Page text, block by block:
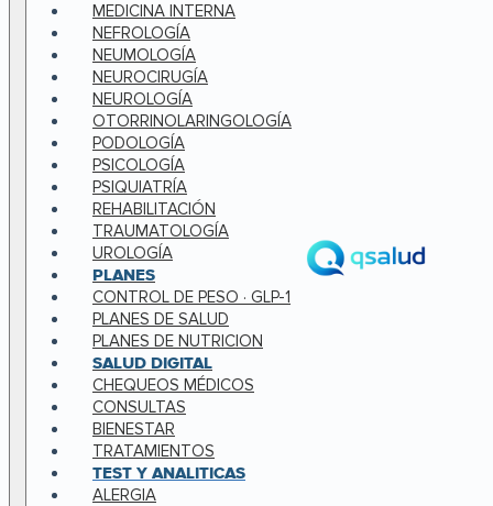
MEDICINA INTERNA
NEFROLOGÍA
NEUMOLOGÍA
NEUROCIRUGÍA
NEUROLOGÍA
OTORRINOLARINGOLOGÍA
PODOLOGÍA
PSICOLOGÍA
PSIQUIATRÍA
REHABILITACIÓN
TRAUMATOLOGÍA
UROLOGÍA
PLANES
CONTROL DE PESO · GLP-1
PLANES DE SALUD
PLANES DE NUTRICION
SALUD DIGITAL
CHEQUEOS MÉDICOS
CONSULTAS
BIENESTAR
TRATAMIENTOS
TEST Y ANALITICAS
ALERGIA